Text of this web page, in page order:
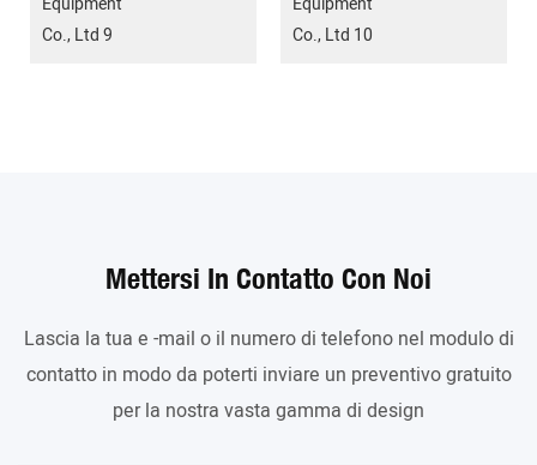
Mettersi In Contatto Con Noi
Lascia la tua e -mail o il numero di telefono nel modulo di
contatto in modo da poterti inviare un preventivo gratuito
per la nostra vasta gamma di design